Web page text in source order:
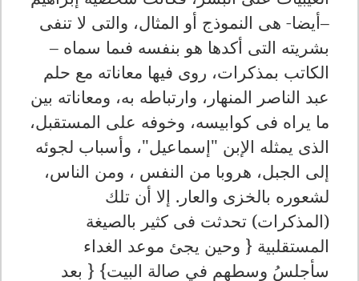
–أيضا- هى النموذج أو المثال، والتى لا تنفى
بشريته التى أكدها هو بنفسه فىما سماه –
الكاتب بمذكرات، روى فيها معاناته مع حلم
عبد الناصر المنهار، وارتباطه به، ومعاناته بين
ما يراه فى كوابيسه، وخوفه على المستقبل،
الذى يمثله الإبن "إسماعيل"، وأسباب لجوئه
إلى الجبل، هروبا من النفس ، ومن الناس،
لشعوره بالخزى والعار. إلا أن تلك
(المذكرات) تحدثت فى كثير بالصيغة
المستقلبية { وحين يجئ موعد الغداء
سأجلسُ وسطهم في صالة البيت} { بعد